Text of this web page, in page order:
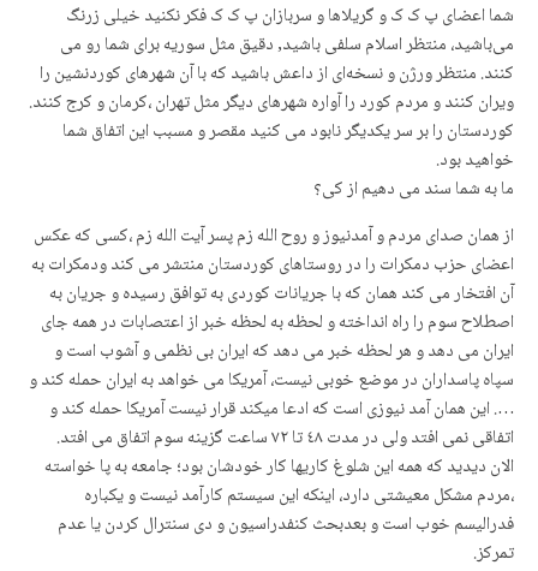
شما اعضای پ ک ک و گریلاها و سربازان پ ک ک فکر نکنید خیلی زرنگ
می‌باشید، منتظر اسلام سلفی باشید, دقیق مثل سوریه برای شما رو می
کنند. منتظر ورژن و نسخەای از داعش باشید که با آن شهرهای کوردنشین را
ویران کنند و مردم کورد را آواره شهرهای دیگر مثل تهران ،کرمان و کرج کنند.
کوردستان را بر سر یکدیگر نابود می کنید مقصر و مسبب این اتفاق شما
خواهید بود.
ما به شما سند می دهیم از کی؟
از همان صدای مردم و آمدنیوز و روح الله زم پسر آیت الله زم ،کسی که عکس
اعضای حزب دمکرات را در روستاهای کوردستان منتشر می کند ودمکرات به
آن افتخار می کند همان که با جریانات کوردی به توافق رسیده و جریان به
اصطلاح سوم را راه انداخته و لحظه به لحظه خبر از اعتصابات در همه جای
ایران می دهد و هر لحظه خبر می دهد که ایران بی نظمی و آشوب است و
سپاه پاسداران در موضع خوبی نیست، آمریکا می خواهد به ایران حمله کند و
…. این همان آمد نیوزی است که ادعا میکند قرار نیست آمریکا حمله کند و
اتفاقی نمی افتد ولی در مدت ٤٨ تا ٧٢ ساعت گزینه سوم اتفاق می افتد.
الان دیدید که همه این شلوغ کاریها کار خودشان بود؛ جامعه به پا خواسته
،مردم مشکل معیشتی دارد، اینکه این سیستم کارآمد نیست و یکباره
فدرالیسم خوب است و بعدبحث کنفدراسیون و دی سنترال کردن یا عدم
تمرکز.